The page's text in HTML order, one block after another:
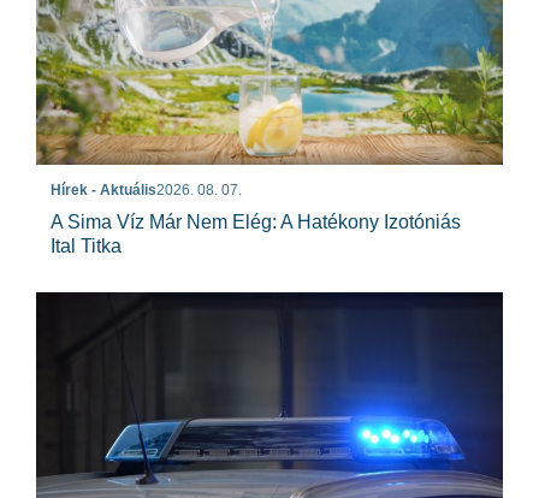
Hírek - Aktuális2026. 08. 07.
A Sima Víz Már Nem Elég: A Hatékony Izotóniás
Ital Titka